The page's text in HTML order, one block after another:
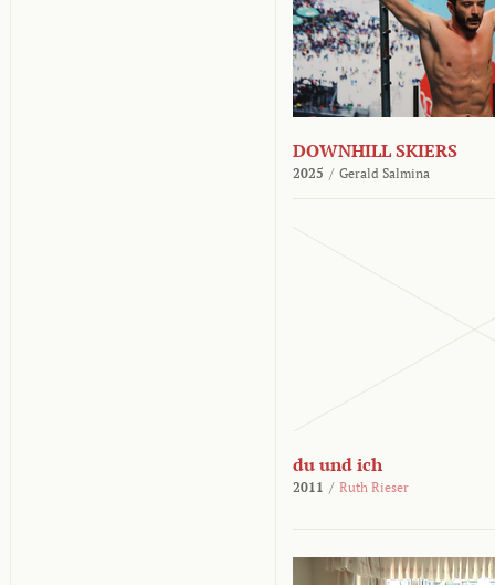
DOWNHILL SKIERS
2025 / Gerald Salmina
du und ich
2011 / Ruth Rieser